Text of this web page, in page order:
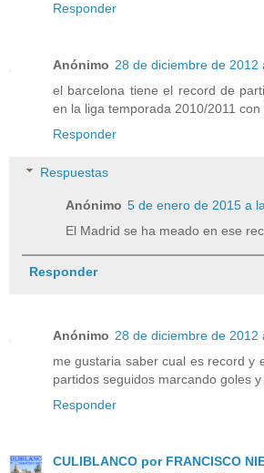
Responder
Anónimo 28 de diciembre de 2012
el barcelona tiene el record de
en la liga temporada 2010/2011 con
Responder
Respuestas
Anónimo 5 de enero de 2015 a
El Madrid se ha meado en ese
Responder
Anónimo 28 de diciembre de 2012
me gustaria saber cual es record y
partidos seguidos marcando goles
Responder
CULIBLANCO por FRANCISCO